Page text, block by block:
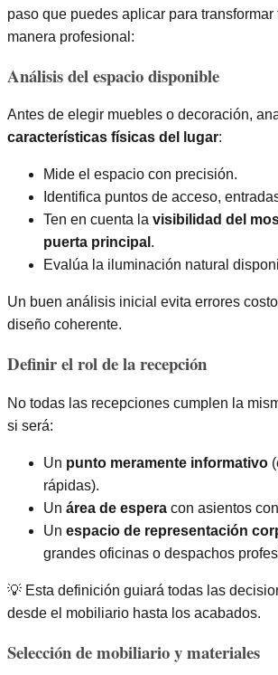
paso que puedes aplicar para
manera profesional:
Análisis del espacio disponible
Antes de elegir muebles o decoración,
características físicas del lugar:
Mide el espacio con precisión.
Identifica puntos de acceso,
Ten en cuenta la visibilidad del
puerta principal .
Evalúa la iluminación natural
Un buen análisis inicial evita errores
diseño coherente.
Definir el rol de la recepción
No todas las recepciones cumplen la
si será:
Un punto meramente informativo
rápidas).
Un área de espera con asientos
Un espacio de representación
grandes oficinas o despachos
💡 Esta definición guiará todas las
desde el mobiliario hasta los acabados.
Selección de mobiliario y materiales